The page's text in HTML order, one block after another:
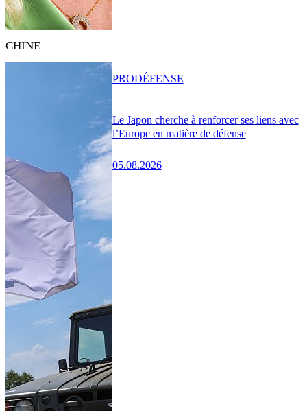
CHINE
Le Japon cherche à renforcer ses liens avec
l’Europe en matière de défense
05.08.2026
PRODÉFENSE